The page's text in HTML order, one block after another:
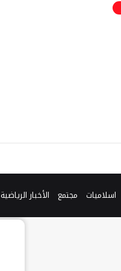
اسلاميات مجتمع الأخبار الرياضية